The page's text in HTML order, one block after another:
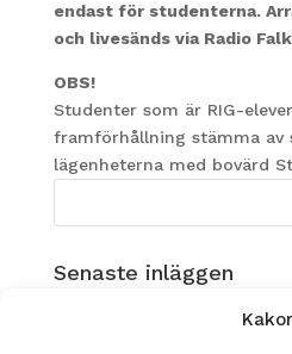
Kakor
endast för studenterna.
och livesänds via Radio
OBS!
Studenter som är RIG-
framförhållning stämma
lägenheterna med bovärd
Senaste inläggen
Musikverksamhet på